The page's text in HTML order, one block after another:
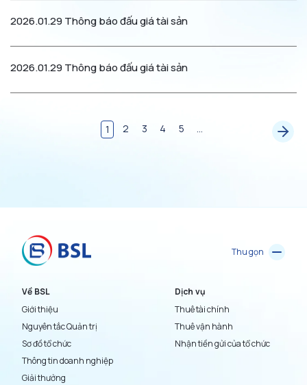
2026.01.29Thông báo đấu giá tài sản
2026.01.29Thông báo đấu giá tài sản
1 2 3 4 5 ...
Thu gọn
Về BSL
Giới thiệu
Nguyên tắc Quản trị
Sơ đồ tổ chức
Thông tin doanh nghiệp
Giải thưởng
Dịch vụ
Thuê tài chính
Thuê vận hành
Nhận tiền gửi của tổ chức